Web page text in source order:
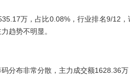
万，占比0.08%，行业排名9/12
趋势不明显。
分布非常分散，主力成交额1628.36